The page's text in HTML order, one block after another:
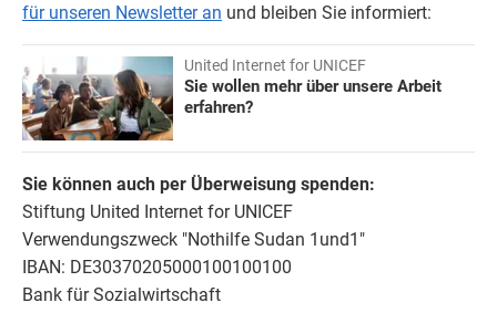
für unseren Newsletter an und bleiben Sie informiert:
United Internet for UNICEF
Sie wollen mehr über unsere Arbeit
erfahren?
Sie können auch per Überweisung spenden:
Stiftung United Internet for UNICEF
Verwendungszweck "Nothilfe Sudan 1und1"
IBAN: DE30370205000100100100
Bank für Sozialwirtschaft